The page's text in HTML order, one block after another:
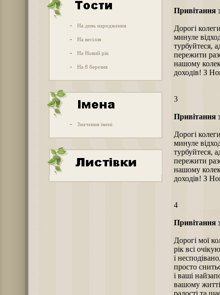
- На день народження
- На весілля
- На Новий рік
- На 8 березня
- Значення імені
Привітання
Дорогі
минуле
турбуйтеся,
пережити
нашому
доходів! З
3
Привітання
Дорогі
минуле
турбуйтеся,
пережити
нашому
доходів! З
4
Привітання
Дорогі мої
рік всі
і
просто
і ваші
вашому